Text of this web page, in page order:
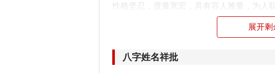
性格坚忍，度量宽宏，具有容人雅量，为人
锐，是难得的创业人才，耐心处事定能成功
展开剩
八字姓名祥批